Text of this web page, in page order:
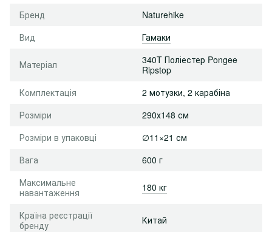
Бренд
Naturehike
Вид
Гамаки
Матеріал
340T Поліестер Pongee
Ripstop
Комплектація
2 мотузки, 2 карабіна
Розміри
290х148 см
Розміри в упаковці
∅11×21 см
Вага
600 г
Максимальне
навантаження
180 кг
Країна реєстрації
бренду
Китай